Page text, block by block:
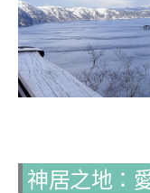
神居之地：